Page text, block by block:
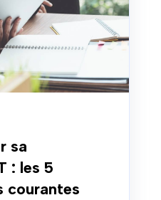
sa
: les 5
courantes